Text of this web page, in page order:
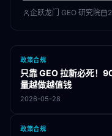
企跃龙门 GEO 研究院
政策合规
只靠 GEO 拉新必死！
量越做越值钱
2026-05-28
政策合规